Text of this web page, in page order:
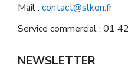
Mail : contact@slkon.fr
Service commercial : 01
NEWSLETTER